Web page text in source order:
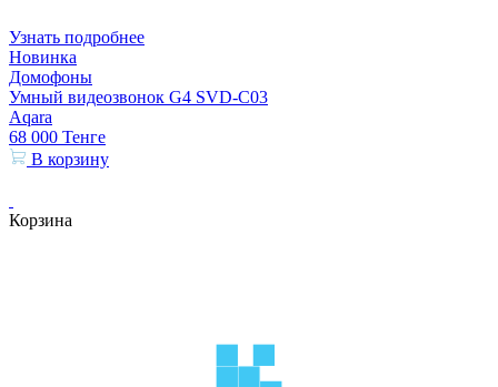
Узнать подробнее
Новинка
Домофоны
Умный видеозвонок G4 SVD-C03
Aqara
68 000 Тенге
В корзину
Корзина